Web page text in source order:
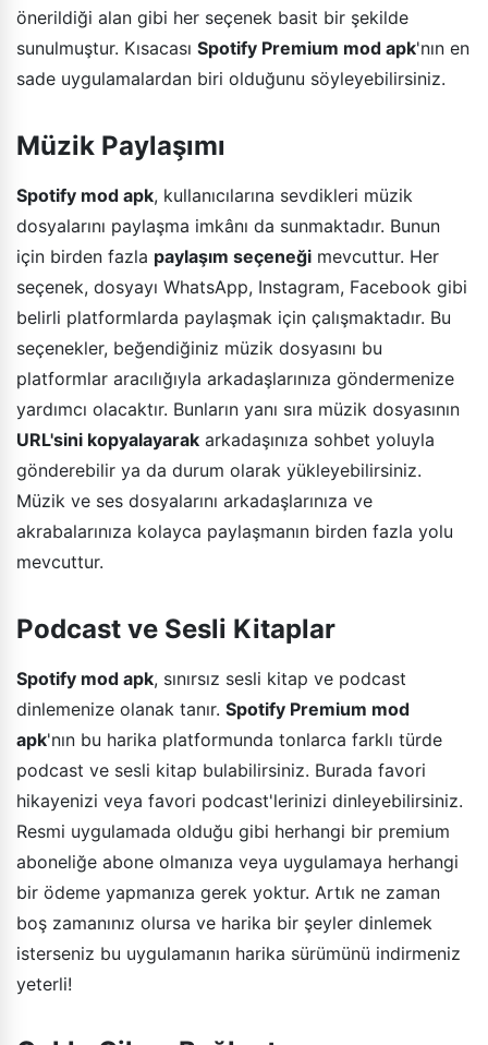
önerildiği alan gibi her seçenek basit bir şekilde
sunulmuştur. Kısacası Spotify Premium mod apk'nın en
sade uygulamalardan biri olduğunu söyleyebilirsiniz.
Müzik Paylaşımı
Spotify mod apk, kullanıcılarına sevdikleri müzik
dosyalarını paylaşma imkânı da sunmaktadır. Bunun
için birden fazla paylaşım seçeneği mevcuttur. Her
seçenek, dosyayı WhatsApp, Instagram, Facebook gibi
belirli platformlarda paylaşmak için çalışmaktadır. Bu
seçenekler, beğendiğiniz müzik dosyasını bu
platformlar aracılığıyla arkadaşlarınıza göndermenize
yardımcı olacaktır. Bunların yanı sıra müzik dosyasının
URL'sini kopyalayarak arkadaşınıza sohbet yoluyla
gönderebilir ya da durum olarak yükleyebilirsiniz.
Müzik ve ses dosyalarını arkadaşlarınıza ve
akrabalarınıza kolayca paylaşmanın birden fazla yolu
mevcuttur.
Podcast ve Sesli Kitaplar
Spotify mod apk, sınırsız sesli kitap ve podcast
dinlemenize olanak tanır. Spotify Premium mod
apk'nın bu harika platformunda tonlarca farklı türde
podcast ve sesli kitap bulabilirsiniz. Burada favori
hikayenizi veya favori podcast'lerinizi dinleyebilirsiniz.
Resmi uygulamada olduğu gibi herhangi bir premium
aboneliğe abone olmanıza veya uygulamaya herhangi
bir ödeme yapmanıza gerek yoktur. Artık ne zaman
boş zamanınız olursa ve harika bir şeyler dinlemek
isterseniz bu uygulamanın harika sürümünü indirmeniz
yeterli!